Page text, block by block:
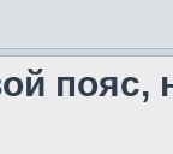
пояс,